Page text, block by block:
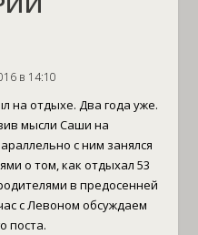
в 14:10
на отдыхе. Два года уже.
мысли Саши на
с ним занялся
о том, как отдыхал 53
в предосенней
с Левоном обсуждаем
поста.